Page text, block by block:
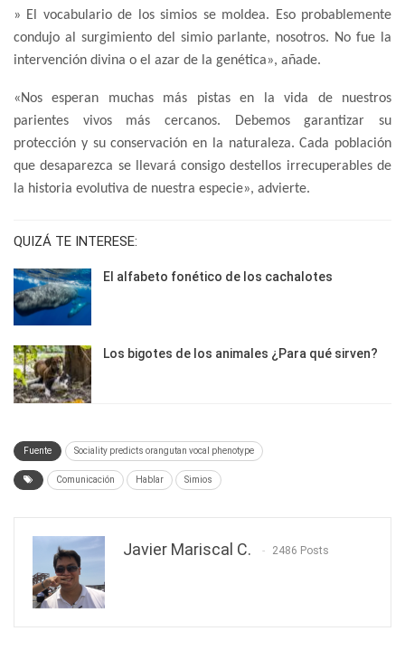
» El vocabulario de los simios se moldea. Eso probablemente
condujo al surgimiento del simio parlante, nosotros. No fue la
intervención divina o el azar de la genética», añade.
«Nos esperan muchas más pistas en la vida de nuestros
parientes vivos más cercanos. Debemos garantizar su
protección y su conservación en la naturaleza. Cada población
que desaparezca se llevará consigo destellos irrecuperables de
la historia evolutiva de nuestra especie», advierte.
QUIZÁ TE INTERESE:
El alfabeto fonético de los cachalotes
Los bigotes de los animales ¿Para qué sirven?
Fuente Sociality predicts orangutan vocal phenotype
Comunicación Hablar Simios
Javier Mariscal C. 2486 Posts